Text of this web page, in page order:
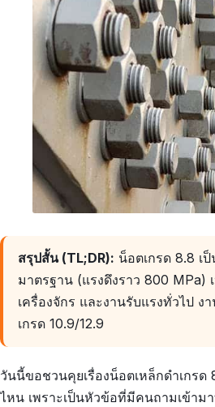
สรุปสั้น (TL;DR): น็อตเกรด 8.8 เ
มาตรฐาน (แรงดึงราว 800 MPa)
เครื่องจักร และงานรับแรงทั่วไป ง
เกรด 10.9/12.9
วันนี้ขอชวนคุยเรื่องน็อตเหล็กดำเกร
ไหน เพราะเป็นหัวข้อที่มีคนถามเข้าม